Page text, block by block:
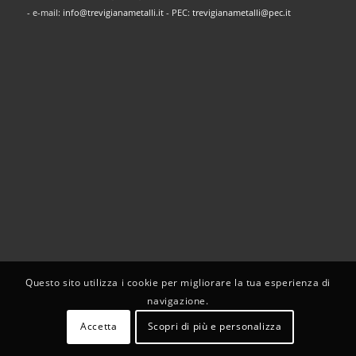
- e-mail: info@trevigianametalli.it- PEC: trevigianametalli@pec.it
Questo sito utilizza i cookie per migliorare la tua esperienza di
navigazione.
Accetta
Scopri di più e personalizza